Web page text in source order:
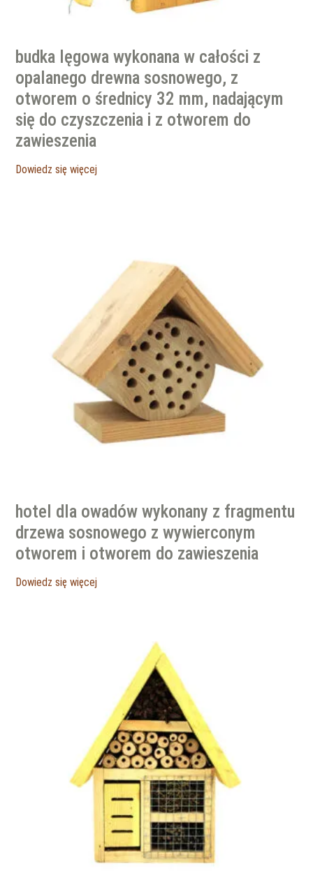
budka lęgowa wykonana w całości z
opalanego drewna sosnowego, z
otworem o średnicy 32 mm, nadającym
się do czyszczenia i z otworem do
zawieszenia
Dowiedz się więcej
hotel dla owadów wykonany z fragmentu
drzewa sosnowego z wywierconym
otworem i otworem do zawieszenia
Dowiedz się więcej